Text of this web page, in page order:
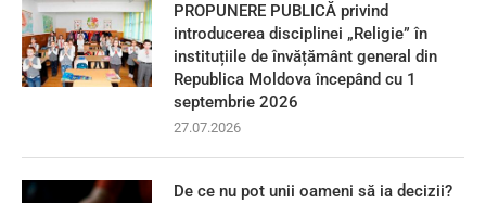
PROPUNERE PUBLICĂ privind
introducerea disciplinei „Religie” în
instituțiile de învățământ general din
Republica Moldova începând cu 1
septembrie 2026
27.07.2026
De ce nu pot unii oameni să ia decizii?